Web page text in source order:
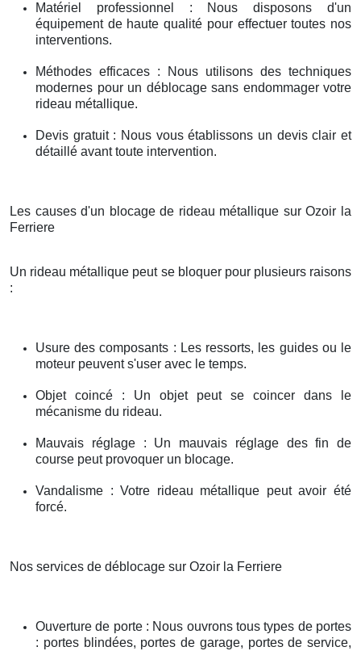
Matériel professionnel : Nous disposons d'un
équipement de haute qualité pour effectuer toutes nos
interventions.
Méthodes efficaces : Nous utilisons des techniques
modernes pour un déblocage sans endommager votre
rideau métallique.
Devis gratuit : Nous vous établissons un devis clair et
détaillé avant toute intervention.
Les causes d'un blocage de rideau métallique sur Ozoir la
Ferriere
Un rideau métallique peut se bloquer pour plusieurs raisons
:
Usure des composants : Les ressorts, les guides ou le
moteur peuvent s'user avec le temps.
Objet coincé : Un objet peut se coincer dans le
mécanisme du rideau.
Mauvais réglage : Un mauvais réglage des fin de
course peut provoquer un blocage.
Vandalisme : Votre rideau métallique peut avoir été
forcé.
Nos services de déblocage sur Ozoir la Ferriere
Ouverture de porte : Nous ouvrons tous types de portes
: portes blindées, portes de garage, portes de service,